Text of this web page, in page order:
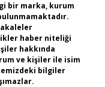
bir marka, kurum
haber niteliği
hakkında
ve kişiler ile isim
bilgiler